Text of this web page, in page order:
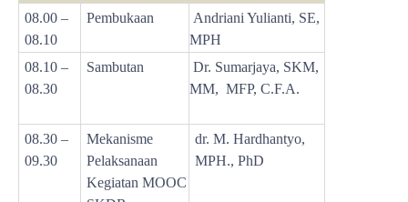
08.00 –
08.10
Pembukaan
Andriani Yulianti, SE,
MPH
08.10 –
08.30
Sambutan
Dr. Sumarjaya, SKM,
MM, MFP, C.F.A.
08.30 –
09.30
Mekanisme
Pelaksanaan
Kegiatan MOOC
dr. M. Hardhantyo,
MPH., PhD